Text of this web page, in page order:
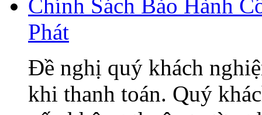
Chính Sách Bảo Hành
Phát
Đề nghị quý khách
khi thanh toán. Quý